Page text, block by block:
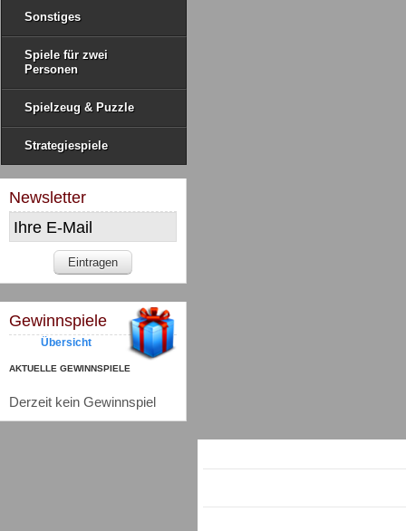
Sonstiges
Spiele für zwei
Personen
Spielzeug & Puzzle
Strategiespiele
Newsletter
Gewinnspiele
Übersicht
AKTUELLE GEWINNSPIELE
Derzeit kein Gewinnspiel